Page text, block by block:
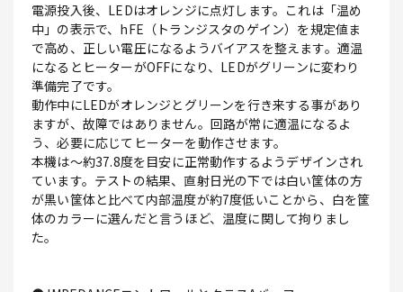
電源投入後、LEDはオレンジに点灯します。これは「温め
中」の表示で、hFE（トランジスタのゲイン）を規定値ま
で高め、正しい電圧になるようバイアスを整えます。適温
になるとヒーターがOFFになり、LEDがグリーンに変わり
準備完了です。
動作中にLEDがオレンジとグリーンを行き来する事があり
ますが、故障ではありません。回路が常に適温になるよ
う、必要に応じてヒーターを動作させます。
本機は～約37.8度を目安に正常動作するようデザインされ
ています。テストの結果、直射日光の下では白い筐体の方
が黒い筐体と比べて内部温度が約7度低いことから、白を筐
体のカラーに選んだと言うほど、温度に関して拘りまし
た。